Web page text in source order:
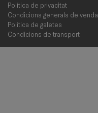
Política de privacitat
Condicions generals de venda
Política de galetes
Condicions de transport